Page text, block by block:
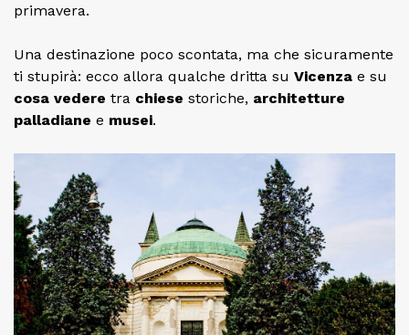
primavera.
Una destinazione poco scontata, ma che sicuramente
ti stupirà: ecco allora qualche dritta su Vicenza e su
cosa vedere tra chiese storiche, architetture
palladiane e musei.